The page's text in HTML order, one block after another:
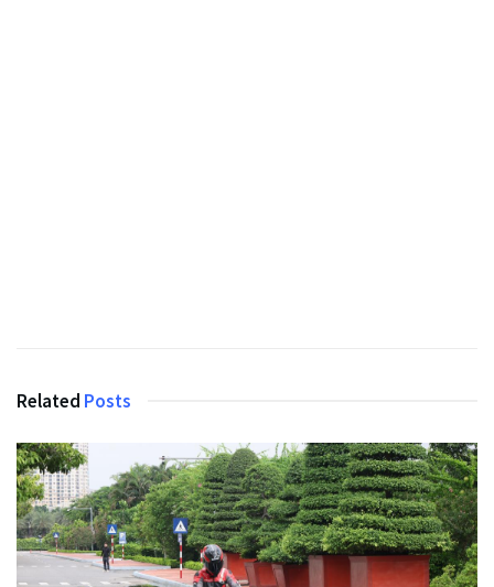
Related Posts